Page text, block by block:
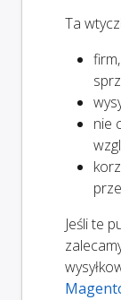
Ta
nie
Jeśli te